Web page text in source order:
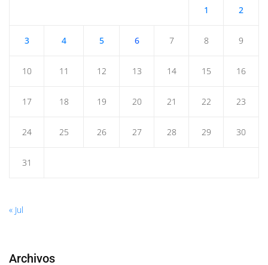
1 2
3 4 5 6 7 8 9
10 11 12 13 14 15 16
17 18 19 20 21 22 23
24 25 26 27 28 29 30
31
« Jul
Archivos